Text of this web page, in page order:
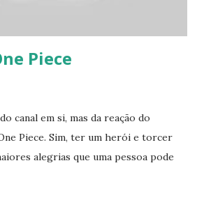
Piece
canal em si, mas da reação do
Piece. Sim, ter um herói e torcer
alegrias que uma pessoa pode